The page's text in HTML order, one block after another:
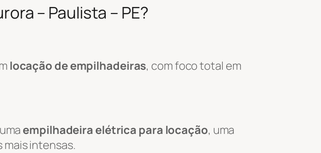
– Paulista – PE?
locação de empilhadeiras, com foco total em
empilhadeira elétrica para locação, uma
mais intensas.